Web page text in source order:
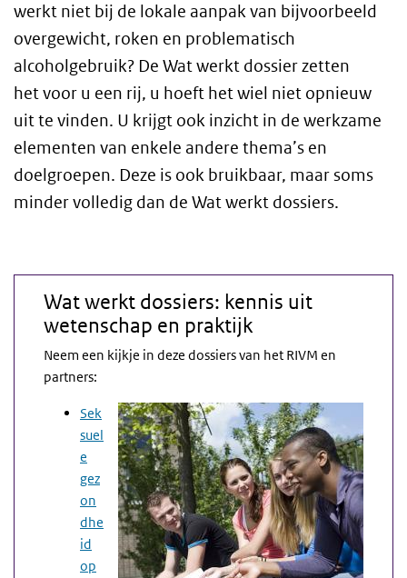
werkt niet bij de lokale aanpak van bijvoorbeeld
overgewicht, roken en problematisch
alcoholgebruik? De Wat werkt dossier zetten
het voor u een rij, u hoeft het wiel niet opnieuw
uit te vinden. U krijgt ook inzicht in de werkzame
elementen van enkele andere thema’s en
doelgroepen. Deze is ook bruikbaar, maar soms
minder volledig dan de Wat werkt dossiers.
Wat werkt dossiers: kennis uit
wetenschap en praktijk
Neem een kijkje in deze dossiers van het RIVM en
partners:
Sek
suel
e
gez
on
dhe
id
op